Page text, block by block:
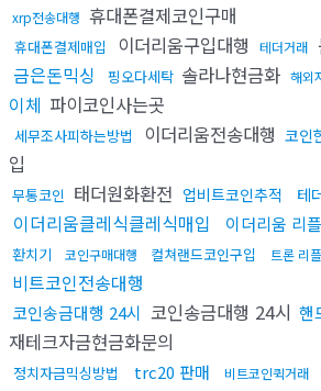
xrp전송대행 휴대폰결제코인구매
휴대폰결제매입 이더리움구입대행 테더거래
금은돈믹싱
핑오다세탁 솔라나현금화 해외
이체 파이코인사는곳
세무조사피하는방법 이더리움전송대행 코인
입
무통코인 태더원화환전 업비트코인추적 테
이더리움클레식클레식매입 이더리움 리플
환치기 코인구매대행 컬쳐랜드코인구입 트론 리
비트코인전송대행
코인송금대행 24시 코인송금대행 24시 핸
재테크자금현금화문의
정치자금믹싱방법 trc20 판매 비트코인퀵거래